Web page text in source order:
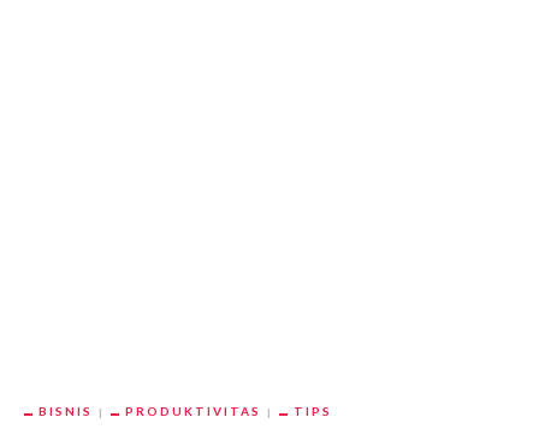
BISNIS PRODUKTIVITAS TIPS